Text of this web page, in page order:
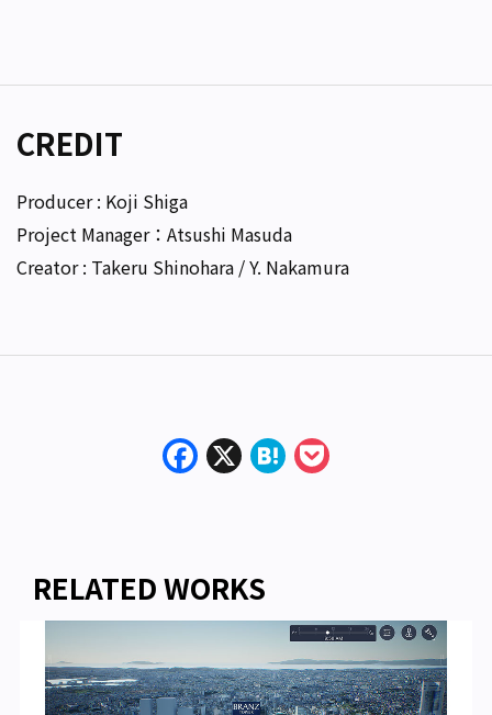
CREDIT
Producer : Koji Shiga
Project Manager：Atsushi Masuda
Creator : Takeru Shinohara / Y. Nakamura
Facebook
X Hatena
RELATED WORKS